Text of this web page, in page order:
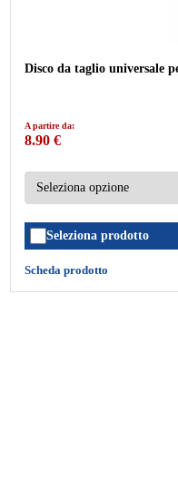
Disco da taglio universale
A partire da:
8.90 €
Seleziona prodotto
Scheda prodotto